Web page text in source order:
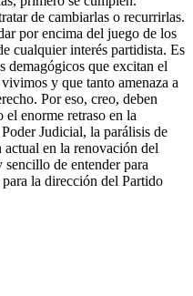
de cambiarlas o recurrirlas.
por encima del juego de los
cualquier interés partidista. Es
demagógicos que excitan el
y que tanto amenaza a
Por eso, creo, deben
el enorme retraso en la
Judicial, la parálisis de
en la renovación del
de entender para
la dirección del Partido